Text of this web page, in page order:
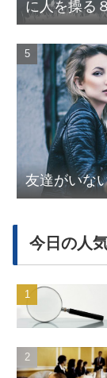
に人を操る
友達がいな
今日の人